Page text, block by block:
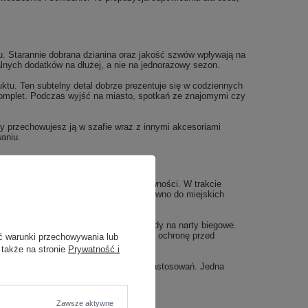
dobrana dzianina oraz jakość szwów wpływają na
dodatków na dłużej, a nie na jednorazowy sezon.
Ten subtelny detal dobrze prezentuje się w codziennych
Podczas wyjść na miasto, spotkań ze znajomymi czy
przechowujesz ją w szafie wraz z innymi akcesoriami
stroju do rekreacyjnych aktywności. W trakcie
stylu ubierania się. Pasuje zarówno do miejskich
górskie czy rekreacyjne wypady na narty biegowe.
materiał zapewnia wystarczającą ochronę przed
osobnych egzemplarzy do różnych zastosowań. Jedna
warunki przechowywania lub
na stronie Prywatność i
Zawsze aktywne